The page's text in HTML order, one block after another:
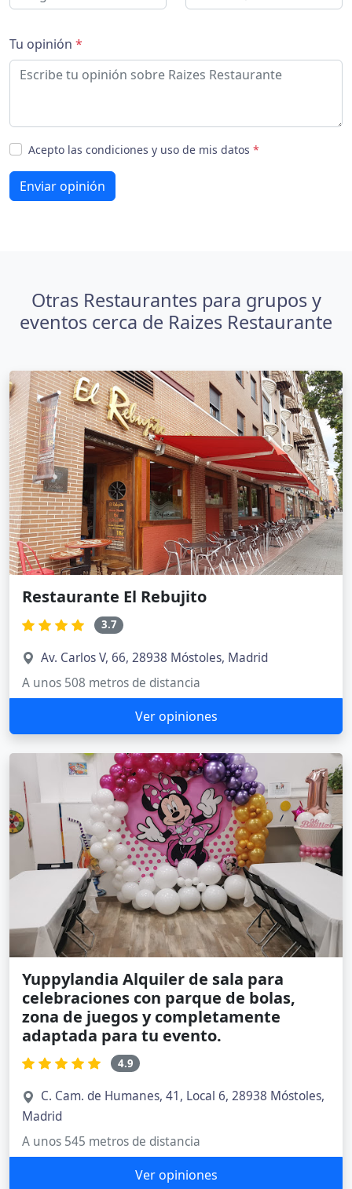
Tu opinión *
Acepto las condiciones y uso de mis datos *
Enviar opinión
Otras Restaurantes para grupos y
eventos cerca de Raizes Restaurante
Restaurante El Rebujito
3.7
Av. Carlos V, 66, 28938 Móstoles, Madrid
A unos 508 metros de distancia
Ver opiniones
Yuppylandia Alquiler de sala para
celebraciones con parque de bolas,
zona de juegos y completamente
adaptada para tu evento.
4.9
C. Cam. de Humanes, 41, Local 6, 28938 Móstoles,
Madrid
A unos 545 metros de distancia
Ver opiniones